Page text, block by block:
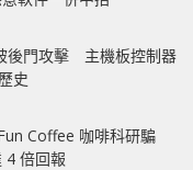
後門攻擊 主機板控制器
史
Coffee 咖啡科研騙
倍回報